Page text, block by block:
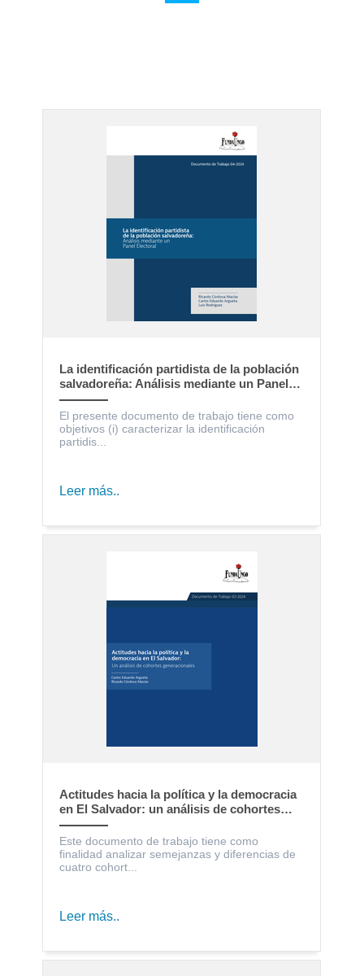
La identificación partidista de la población
salvadoreña: Análisis mediante un Panel
Electoral
El presente documento de trabajo tiene como
objetivos (i) caracterizar la identificación
partidis...
Leer más..
Actitudes hacia la política y la democracia
en El Salvador: un análisis de cohortes
generacionales
Este documento de trabajo tiene como
finalidad analizar semejanzas y diferencias de
cuatro cohort...
Leer más..